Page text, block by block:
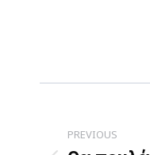
PREVIOUS